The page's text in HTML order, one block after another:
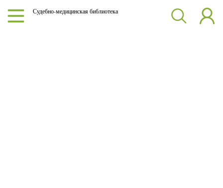
Судебно-медицинская библиотека